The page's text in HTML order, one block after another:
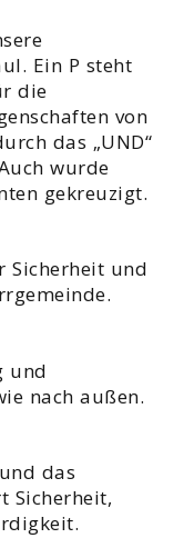
Ein P steht
die
von
das „UND“
wurde
gekreuzigt.
Sicherheit und
und
nach außen.
das
Sicherheit,